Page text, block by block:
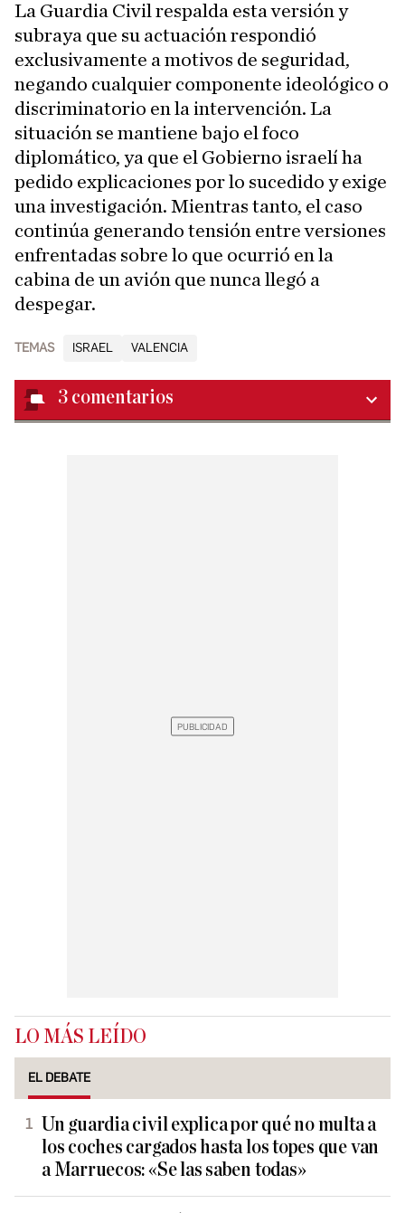
La Guardia Civil respalda esta versión y
subraya que su actuación respondió
exclusivamente a motivos de seguridad,
negando cualquier componente ideológico o
discriminatorio en la intervención. La
situación se mantiene bajo el foco
diplomático, ya que el Gobierno israelí ha
pedido explicaciones por lo sucedido y exige
una investigación. Mientras tanto, el caso
continúa generando tensión entre versiones
enfrentadas sobre lo que ocurrió en la
cabina de un avión que nunca llegó a
despegar.
TEMAS ISRAEL VALENCIA
3 comentarios
LO MÁS LEÍDO
EL DEBATE
Un guardia civil explica por qué no multa a
los coches cargados hasta los topes que van
a Marruecos: «Se las saben todas»